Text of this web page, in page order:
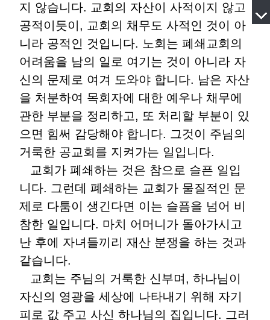
지 않습니다. 교회의 자산이 사적이지 않고
공적이듯이 , 교회의 채무도 사적인 것이 아
니라 공적인 것입니다. 노회는 폐쇄교회의
어려움을 남의 일로 여기는 것이 아니라 자
신의 문제로 여겨 도와야 합니다. 남은 자산
을 처분하여 목회자에 대한 예우나 채무에
관한 부분을 정리하고, 또 처리할 부분이 있
으면 힘써 감당해야 합니다. 그것이 주님의
거룩한 공교회를 지켜가는 일입니다.
교회가 폐쇄하는 것은 참으로 슬픈 일입
니다. 그런데 폐쇄하는 교회가 물질적인 문
제로 다툼이 생긴다면 이는 슬픔을 넘어 비
참한 일입니다. 마치 어머니가 돌아가시고
난 후에 자녀들끼리 재산 분쟁을 하는 것과
같습니다.
교회는 주님의 거룩한 신부며 , 하나님이
자신의 영광을 세상에 나타내기 위해 자기
피로 값 주고 사신 하나님의 집입니다. 그러